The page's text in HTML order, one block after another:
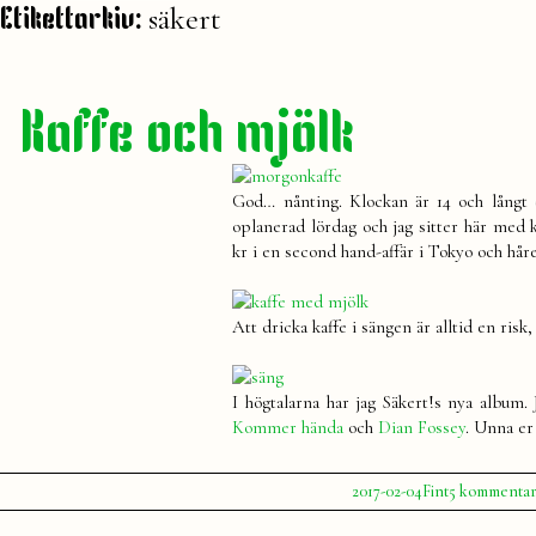
Etikettarkiv: säkert
Kaffe och mjölk
God… nånting. Klockan är 14 och
oplanerad lördag och jag sitter här
kr i en second hand-affär i Tokyo och
Att dricka kaffe i sängen är alltid en risk,
I högtalarna har jag Säkert!s nya
Kommer hända och Dian Fossey. Unna
Publicerat
av
Julia
2017-02-04Publicerat
i
FintEtiketter:
annika
5